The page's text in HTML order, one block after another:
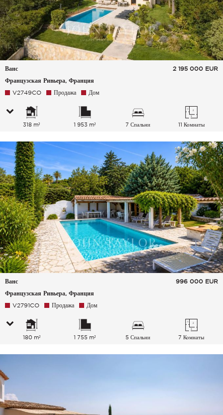
Ванс
Французская Ривьера, Франция
2 195 000 EUR
V2749CO Продажа Дом
318 m² 1 953 m² 7 Спальни 11 Комнаты
Ванс
Французская Ривьера, Франция
996 000 EUR
V2791CO Продажа Дом
180 m² 1 755 m² 5 Спальни 7 Комнаты